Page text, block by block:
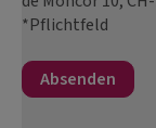
*Pflichtfeld